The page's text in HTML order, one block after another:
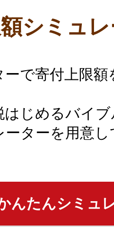
シミュ
ーで寄付上限
はじめるバイ
ーターを用意
んたんシミュ